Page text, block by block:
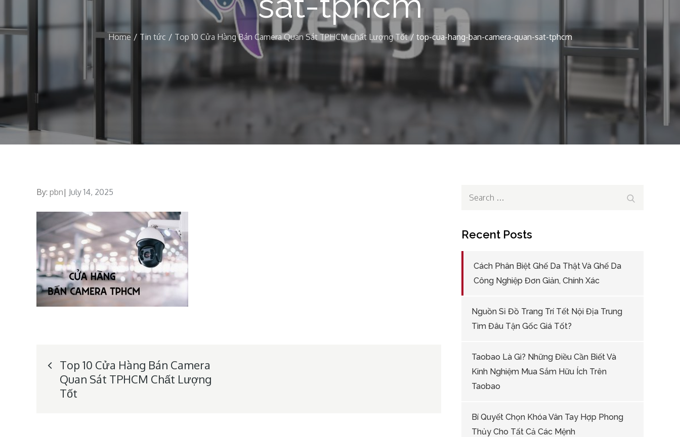
Home Tin tức Top 10 Cửa Hàng Bán Camera Quan Sát TPHCM Chất Lượng Tốt top-cua-hang-ban-camera-quan-sat-tphcm
By: pbn
Posted
July 14, 2025
Post
navigation
Top 10 Cửa Hàng Bán Camera
Quan Sát TPHCM Chất Lượng
Tốt
Search
Recent Posts
Cách Phân Biệt Ghế Da Thật Và Ghế Da
Công Nghiệp Đơn Giản, Chính Xác
Nguồn Sỉ Đồ Trang Trí Tết Nội Địa Trung
Tìm Đâu Tận Gốc Giá Tốt?
Taobao Là Gì? Những Điều Cần Biết Và
Kinh Nghiệm Mua Sắm Hữu Ích Trên
Taobao
Bí Quyết Chọn Khóa Vân Tay Hợp Phong
Thủy Cho Tất Cả Các Mệnh